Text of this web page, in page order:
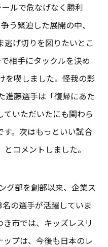
ルで危なげなく勝利
う緊迫した展開の中、
げ切りを図りたいとこ
相手にタックルを決め
を喫しました。怪我の影
進藤選手は「復帰にあた
ていただいたにも関わら
。次はもっといい試合
コメントしました。
グ部を創部以来、企業ス
の選手が活躍していま
市では、キッズレスリ
ップは、今後も日本のレ